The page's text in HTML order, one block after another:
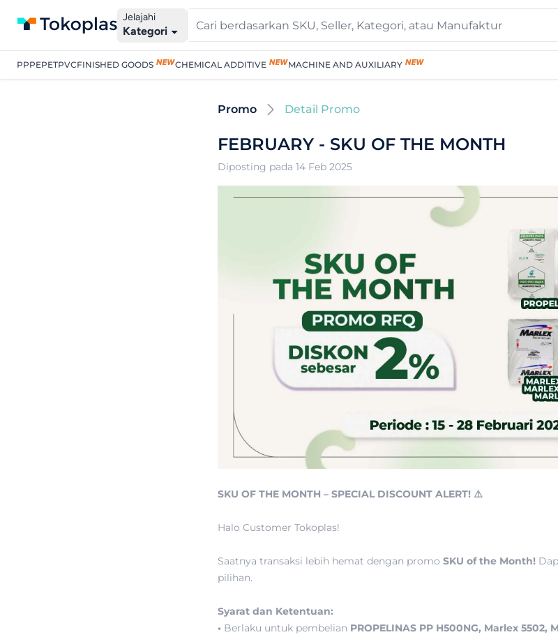
Jelajahi
Kategori
PPPEPETPVCFINISHED GOODS CHEMICAL ADDITIVE MACHINE AND AUXILIARY
Promo Detail Promo
FEBRUARY - SKU OF THE MONTH
Diposting pada 14 Feb 2025
SKU OF THE MONTH – SPECIAL DISCOUNT ALERT! ⚠️
Halo Customer Tokoplas!
Saatnya transaksi lebih hemat dengan promo SKU of the Month!
pilihan.
Syarat dan Ketentuan:
•⁠ ⁠ Berlaku untuk pembelian PROPELINAS PP H500NG, Marlex 5502,